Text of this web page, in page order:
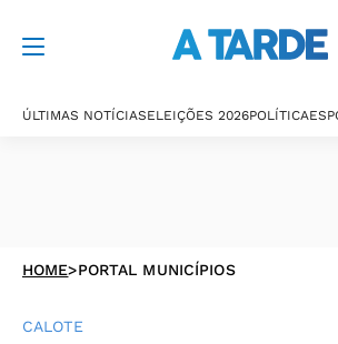
ÚLTIMAS NOTÍCIASELEIÇÕES 2026POLÍTICA
HOME>PORTAL MUNICÍPIOS
CALOTE